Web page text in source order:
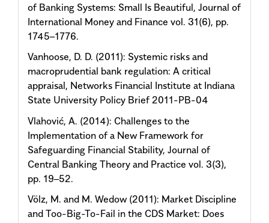
of Banking Systems: Small Is Beautiful, Journal of
International Money and Finance vol. 31(6), pp.
1745–1776.
Vanhoose, D. D. (2011): Systemic risks and
macroprudential bank regulation: A critical
appraisal, Networks Financial Institute at Indiana
State University Policy Brief 2011-PB-04
Vlahović, A. (2014): Challenges to the
Implementation of a New Framework for
Safeguarding Financial Stability, Journal of
Central Banking Theory and Practice vol. 3(3),
pp. 19–52.
Völz, M. and M. Wedow (2011): Market Discipline
and Too-Big-To-Fail in the CDS Market: Does